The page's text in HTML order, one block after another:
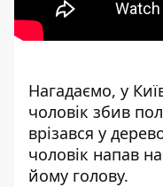
Нагадаємо, у
чоловік збив
врізався у
чоловік напав
йому голову.